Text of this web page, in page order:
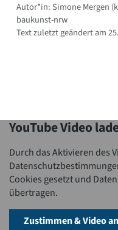
Autor*in: Simone Mergen
baukunst-nrw
Text zuletzt geändert am
YouTube Video
Durch das Aktivieren des
Cookies gesetzt und
übertragen.